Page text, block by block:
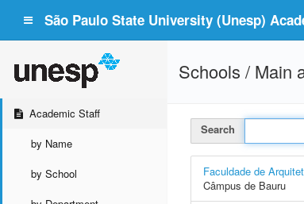
São Paulo State University (Unesp)
Academic Staff
by Name
by School
Schools / Main
Search
Faculdade de
Câmpus de Bauru